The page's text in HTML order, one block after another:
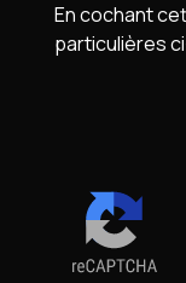
En cochant
particulières